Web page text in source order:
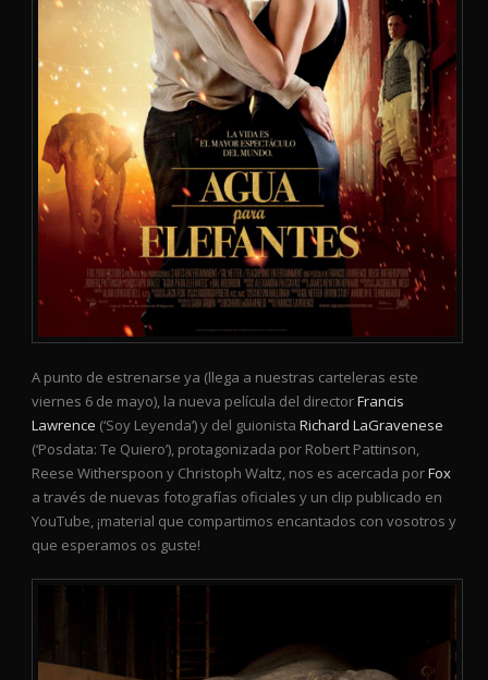
A punto de estrenarse ya (llega a nuestras carteleras este
viernes 6 de mayo), la nueva película del directorFrancis
Lawrence (‘Soy Leyenda’) y del guionista Richard LaGravenese
(‘Posdata: Te Quiero’), protagonizada por Robert Pattinson,
Reese Witherspoon y Christoph Waltz, nos es acercada porFox
a través de nuevas fotografías oficiales y un clip publicado en
YouTube, ¡material que compartimos encantados con vosotros y
que esperamos os guste!